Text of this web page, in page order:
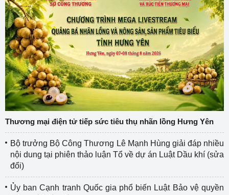
Thương mại điện tử tiếp sức tiêu thụ nhãn lồng Hưng Yên
Bộ trưởng Bộ Công Thương Lê Mạnh Hùng giải đáp nhiều
nội dung tại phiên thảo luận Tổ về dự án Luật Dầu khí (sửa
đổi)
Ủy ban Cạnh tranh Quốc gia phổ biến Luật Bảo vệ quyền